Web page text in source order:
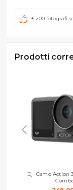
+1200 fotografi
Prodotti
Dji Osmo Action